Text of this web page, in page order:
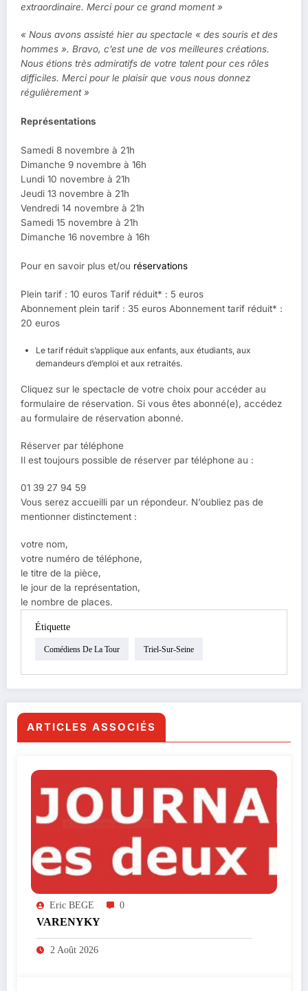
extraordinaire. Merci pour ce grand moment »
« Nous avons assisté hier au spectacle « des souris et des
hommes ». Bravo, c’est une de vos meilleures créations.
Nous étions très admiratifs de votre talent pour ces rôles
difficiles. Merci pour le plaisir que vous nous donnez
régulièrement »
Représentations
Samedi 8 novembre à 21h
Dimanche 9 novembre à 16h
Lundi 10 novembre à 21h
Jeudi 13 novembre à 21h
Vendredi 14 novembre à 21h
Samedi 15 novembre à 21h
Dimanche 16 novembre à 16h
Pour en savoir plus et/ou réservations
Plein tarif : 10 euros Tarif réduit* : 5 euros
Abonnement plein tarif : 35 euros Abonnement tarif réduit* :
20 euros
Le tarif réduit s’applique aux enfants, aux étudiants, aux
demandeurs d’emploi et aux retraités.
Cliquez sur le spectacle de votre choix pour accéder au
formulaire de réservation. Si vous êtes abonné(e), accédez
au formulaire de réservation abonné.
Réserver par téléphone
Il est toujours possible de réserver par téléphone au :
01 39 27 94 59
Vous serez accueilli par un répondeur. N’oubliez pas de
mentionner distinctement :
votre nom,
votre numéro de téléphone,
le titre de la pièce,
le jour de la représentation,
le nombre de places.
Étiquette
Comédiens De La Tour Triel-Sur-Seine
ARTICLES ASSOCIÉS
Eric BEGE 0
VARENYKY
2 Août 2026